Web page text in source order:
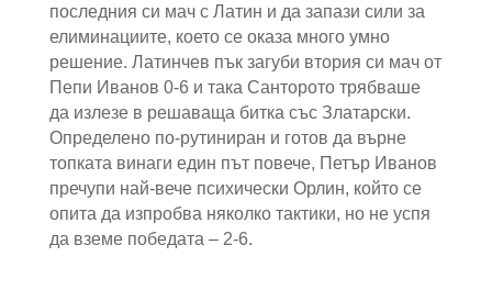
последния си мач с Латин и да запази сили за
елиминациите, което се оказа много умно
решение. Латинчев пък загуби втория си мач от
Пепи Иванов 0-6 и така Санторото трябваше
да излезе в решаваща битка със Златарски.
Определено по-рутиниран и готов да върне
топката винаги един път повече, Петър Иванов
пречупи най-вече психически Орлин, който се
опита да изпробва няколко тактики, но не успя
да вземе победата – 2-6.